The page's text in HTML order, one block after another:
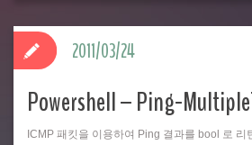
Powershell – Ping-
ICMP 패킷을 이용하여 Ping 결과를 bool 로
2011/03/24